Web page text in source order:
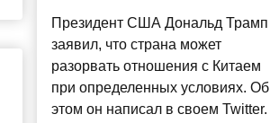
Президент США Дональд Трамп
заявил, что страна может
разорвать отношения с Китаем
при определенных условиях. Об
этом он написал в своем Twitter.